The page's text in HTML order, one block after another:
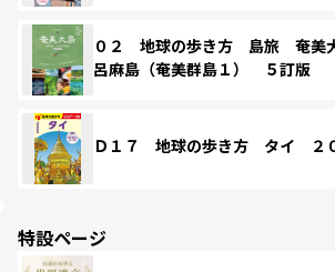
０２ 地球の歩き方 島旅 奄
呂麻島（奄美群島１） ５訂版
Ｄ１７ 地球の歩き方 タイ ２
特設ページ